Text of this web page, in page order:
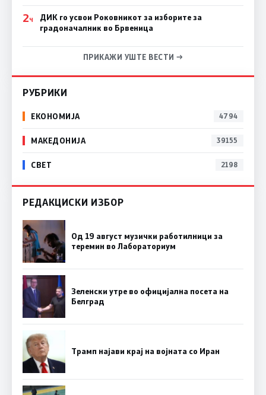
2Ч
ДИК го усвои Роковникот за изборите за
градоначалник во Брвеница
ПРИКАЖИ УШТЕ ВЕСТИ →
РУБРИКИ
ЕКОНОМИЈА 4794
МАКЕДОНИЈА 39155
СВЕТ 2198
РЕДАКЦИСКИ ИЗБОР
Од 19 август музички работилници за
теремин во Лабораториум
Зеленски утре во официјална посета на
Белград
Трамп најави крај на војната со Иран